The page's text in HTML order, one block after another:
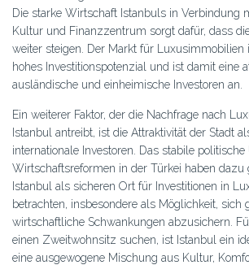
Die starke Wirtschaft Istanbuls in Verbindung
Kultur und Finanzzentrum sorgt dafür, dass
weiter steigen. Der Markt für Luxusimmobilien
hohes Investitionspotenzial und ist damit eine
ausländische und einheimische Investoren an.
Ein weiterer Faktor, der die Nachfrage nach
Istanbul antreibt, ist die Attraktivität der Stadt
internationale Investoren. Das stabile
Wirtschaftsreformen in der Türkei haben dazu
Istanbul als sicheren Ort für Investitionen in
betrachten, insbesondere als Möglichkeit, sich
wirtschaftliche Schwankungen abzusichern.
einen Zweitwohnsitz suchen, ist Istanbul ein
eine ausgewogene Mischung aus Kultur,